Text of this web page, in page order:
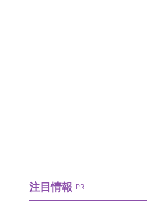
注目情報 PR